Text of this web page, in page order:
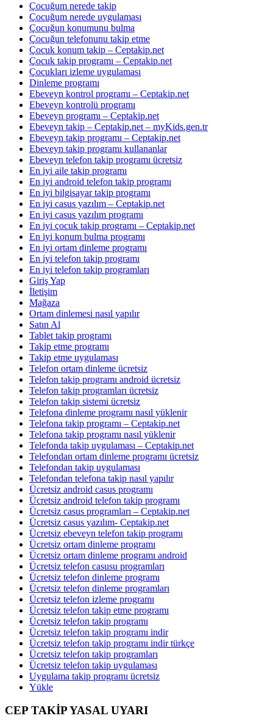
Çocuğum nerede takip
Çocuğum nerede uygulaması
Çocuğun konumunu bulma
Çocuğun telefonunu takip etme
Çocuk konum takip – Ceptakip.net
Çocuk takip programı – Ceptakip.net
Çocukları izleme uygulaması
Dinleme programı
Ebeveyn kontrol programı – Ceptakip.net
Ebeveyn kontrolü programı
Ebeveyn programı – Ceptakip.net
Ebeveyn takip – Ceptakip.net – myKids.gen.tr
Ebeveyn takip programı – Ceptakip.net
Ebeveyn takip programı kullananlar
Ebeveyn telefon takip programı ücretsiz
En iyi aile takip programı
En iyi android telefon takip programı
En iyi bilgisayar takip programı
En iyi casus yazılım – Ceptakip.net
En iyi casus yazılım programı
En iyi çocuk takip programı – Ceptakip.net
En iyi konum bulma programı
En iyi ortam dinleme programı
En iyi telefon takip programı
En iyi telefon takip programları
Giriş Yap
İletişim
Mağaza
Ortam dinlemesi nasıl yapılır
Satın Al
Tablet takip programı
Takip etme programı
Takip etme uygulaması
Telefon ortam dinleme ücretsiz
Telefon takip programı android ücretsiz
Telefon takip programları ücretsiz
Telefon takip sistemi ücretsiz
Telefona dinleme programı nasıl yüklenir
Telefona takip programı – Ceptakip.net
Telefona takip programı nasıl yüklenir
Telefonda takip uygulaması – Ceptakip.net
Telefondan ortam dinleme programı ücretsiz
Telefondan takip uygulaması
Telefondan telefona takip nasıl yapılır
Ücretsiz android casus programı
Ücretsiz android telefon takip programı
Ücretsiz casus programları – Ceptakip.net
Ücretsiz casus yazılım- Ceptakip.net
Ücretsiz ebeveyn telefon takip programı
Ücretsiz ortam dinleme programı
Ücretsiz ortam dinleme programı android
Ücretsiz telefon casusu programları
Ücretsiz telefon dinleme programı
Ücretsiz telefon dinleme programları
Ücretsiz telefon izleme programı
Ücretsiz telefon takip etme programı
Ücretsiz telefon takip programı
Ücretsiz telefon takip programı indir
Ücretsiz telefon takip programı indir türkçe
Ücretsiz telefon takip programları
Ücretsiz telefon takip uygulaması
Uygulama takip programı ücretsiz
Yükle
CEP TAKİP YASAL UYARI